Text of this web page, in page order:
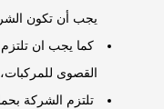
يجب أن تكون الشركة
كما يجب ان تلتزم
القصوى للمركبات،
تلتزم الشركة